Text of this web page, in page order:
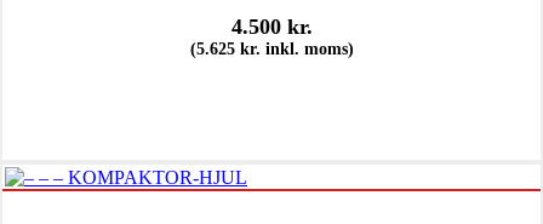
4.500 kr.
(5.625 kr. inkl. moms)